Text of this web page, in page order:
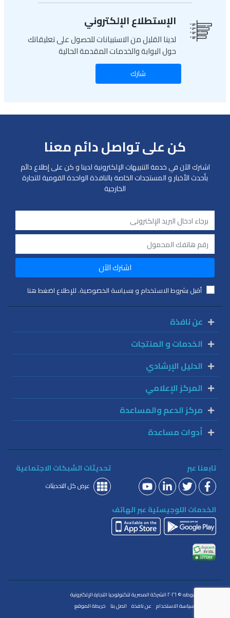
الإستطلاع الإلكتروني
لدينا القليل من الاستبيانات للحصول على تعليقاتك
حول البوابة والخدمات المقدمة الحالية
شارك
كن على تواصل دائم معنا
اشترك الآن في خدمة التنبيهات الإلكترونية لدينا و كن على إطلاع دائم
بأحدث الأخبار و المستجدات الخاصة بالنافذة الواحدة القومية للتجارة
الخارجية
اشترك الآن
أقبل بشروط الاستخدام و بسياسة الخصوصية. للإطلاع اضغط هنا
عن نافذة
الخدمات و المنتجات
الدليل الإرشادي
المركز الإعلامي
مركز الدعم والمساعدة
أدوات مساعدة
تابعنا عبر تحديثات الشبكات الاجتماعية
عرض كل التحديثات
الخدمات اللوجيستية عبر الهاتف
الحقوق محفوظه © ٢٠٢٦ الشركة المصرية لتكنولوجيا التجارة الإلكترونية
سياسة الاستخدام عن نافذة اتصل بنا خريطة الموقع